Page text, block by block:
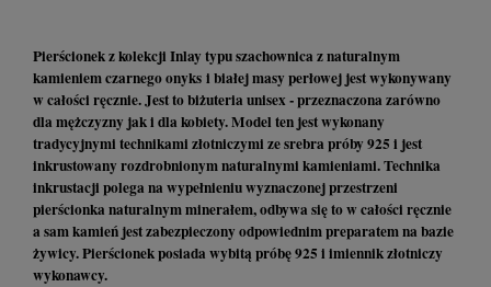
Pierścionek z kolekcji Inlay typu szachownica z naturalnym
kamieniem czarnego onyks i białej masy perłowej jest wykonywany
w całości ręcznie. Jest to biżuteria unisex - przeznaczona zarówno
dla mężczyzny jak i dla kobiety. Model ten jest wykonany
tradycyjnymi technikami złotniczymi ze srebra próby 925 i jest
inkrustowany rozdrobnionym naturalnymi kamieniami. Technika
inkrustacji polega na wypełnieniu wyznaczonej przestrzeni
pierścionka naturalnym minerałem, odbywa się to w całości ręcznie
a sam kamień jest zabezpieczony odpowiednim preparatem na bazie
żywicy. Pierścionek posiada wybitą próbę 925 i imiennik złotniczy
wykonawcy.